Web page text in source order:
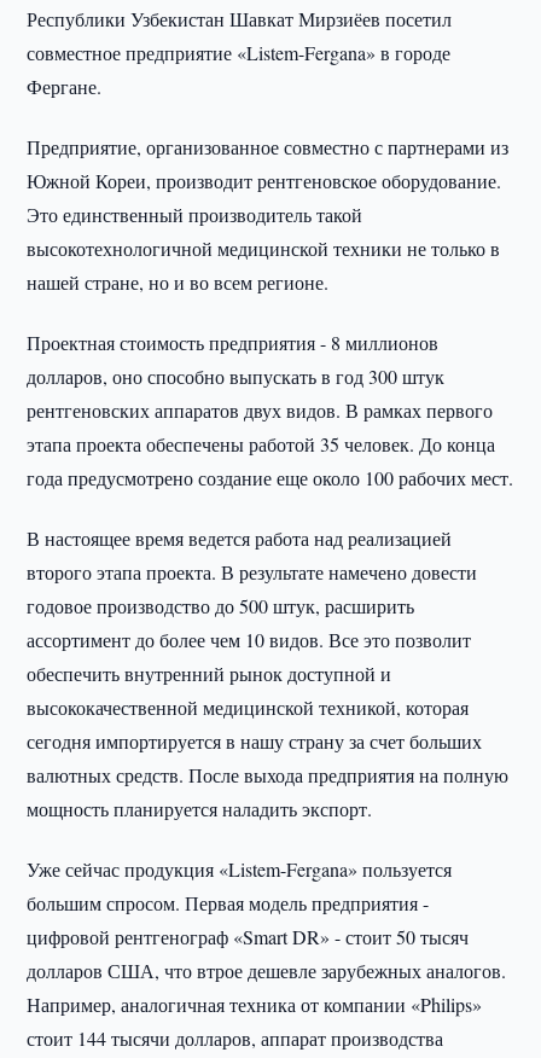
Республики Узбекистан Шавкат Мирзиёев посетил
совместное предприятие «Listem-Fergana» в городе
Фергане.
Предприятие, организованное совместно с партнерами из
Южной Кореи, производит рентгеновское оборудование.
Это единственный производитель такой
высокотехнологичной медицинской техники не только в
нашей стране, но и во всем регионе.
Проектная стоимость предприятия - 8 миллионов
долларов, оно способно выпускать в год 300 штук
рентгеновских аппаратов двух видов. В рамках первого
этапа проекта обеспечены работой 35 человек. До конца
года предусмотрено создание еще около 100 рабочих мест.
В настоящее время ведется работа над реализацией
второго этапа проекта. В результате намечено довести
годовое производство до 500 штук, расширить
ассортимент до более чем 10 видов. Все это позволит
обеспечить внутренний рынок доступной и
высококачественной медицинской техникой, которая
сегодня импортируется в нашу страну за счет больших
валютных средств. После выхода предприятия на полную
мощность планируется наладить экспорт.
Уже сейчас продукция «Listem-Fergana» пользуется
большим спросом. Первая модель предприятия -
цифровой рентгенограф «Smart DR» - стоит 50 тысяч
долларов США, что втрое дешевле зарубежных аналогов.
Например, аналогичная техника от компании «Philips»
стоит 144 тысячи долларов, аппарат производства